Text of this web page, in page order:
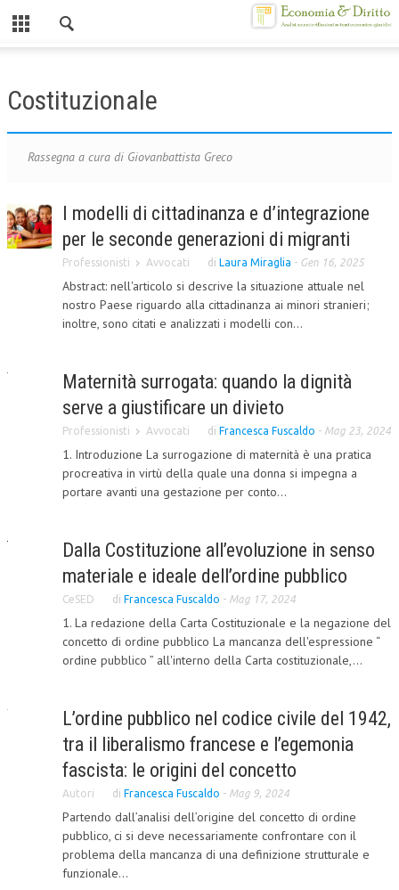
CHI SIAMO
MISSION
CENTRO STUDI
ATTO COSTITUTIVO E STATUTO
ORGANIZZAZIONE
OBIETTIVI
ALTA FORMAZIONE
CORSI CE.S.E.D.
ARCHIVIO CORSI 2015
DIVENTA SOCIO
LA RIVISTA
LA RIVISTA
COMITATO EDITORIALE
CODICE ETICO
AUTORI
COLLABORA CON NOI
ECONOMIA
Costituzionale
Rassegna a cura di Giovanbattista Greco
I modelli di cittadinanza e d’integrazione
per le seconde generazioni di migranti
Professionisti Avvocati di Laura Miraglia - Gen 16, 2025
Abstract: nell'articolo si descrive la situazione attuale nel
nostro Paese riguardo alla cittadinanza ai minori stranieri;
inoltre, sono citati e analizzati i modelli con...
Maternità surrogata: quando la dignità
serve a giustificare un divieto
Professionisti Avvocati di Francesca Fuscaldo - Mag 23, 2024
1. Introduzione La surrogazione di maternità è una pratica
procreativa in virtù della quale una donna si impegna a
portare avanti una gestazione per conto...
Dalla Costituzione all’evoluzione in senso
materiale e ideale dell’ordine pubblico
CeSED di Francesca Fuscaldo - Mag 17, 2024
1. La redazione della Carta Costituzionale e la negazione del
concetto di ordine pubblico La mancanza dell'espressione “
ordine pubblico ” all'interno della Carta costituzionale,...
L’ordine pubblico nel codice civile del 1942,
tra il liberalismo francese e l’egemonia
fascista: le origini del concetto
Autori di Francesca Fuscaldo - Mag 9, 2024
Partendo dall’analisi dell’origine del concetto di ordine
pubblico, ci si deve necessariamente confrontare con il
problema della mancanza di una definizione strutturale e
funzionale...